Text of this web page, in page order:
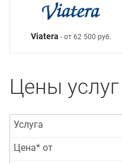
Viatera - от 62 500 руб.
Цены услуг
Услуга
Цена* от